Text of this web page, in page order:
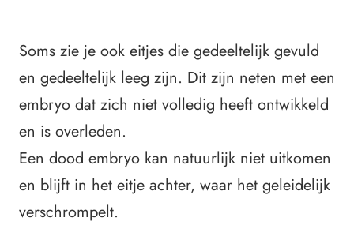
Soms zie je ook eitjes die gedeeltelijk gevuld
en gedeeltelijk leeg zijn. Dit zijn neten met een
embryo dat zich niet volledig heeft ontwikkeld
en is overleden.
Een dood embryo kan natuurlijk niet uitkomen
en blijft in het eitje achter, waar het geleidelijk
verschrompelt.